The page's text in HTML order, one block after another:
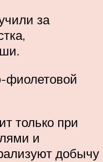
за
фиолетовой
только при
и
добычу